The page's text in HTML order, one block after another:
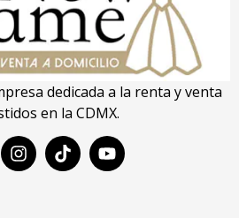
dedicada a la renta y venta
en la CDMX.